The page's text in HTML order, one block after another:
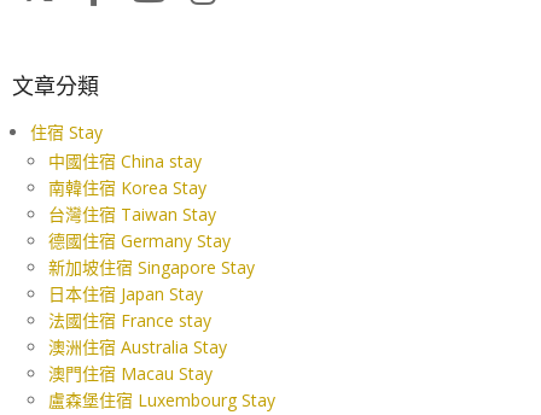
文章分類
住宿 Stay
中國住宿 China stay
南韓住宿 Korea Stay
台灣住宿 Taiwan Stay
德國住宿 Germany Stay
新加坡住宿 Singapore Stay
日本住宿 Japan Stay
法國住宿 France stay
澳洲住宿 Australia Stay
澳門住宿 Macau Stay
盧森堡住宿 Luxembourg Stay